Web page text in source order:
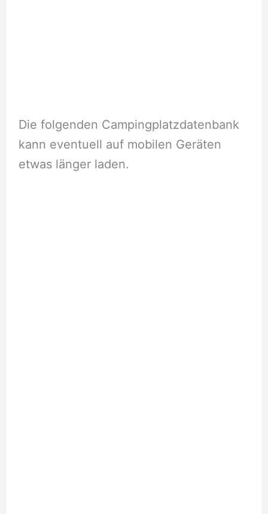
Die folgenden Campingplatzdatenbank
kann eventuell auf mobilen Geräten
etwas länger laden.